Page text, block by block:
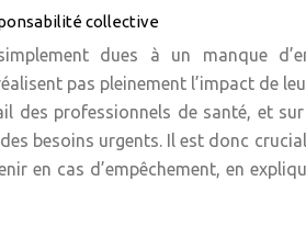
collective
dues à un manque
pas pleinement l’impact de
des professionnels de santé, et sur
besoins urgents. Il est donc
en cas d’empêchement, en